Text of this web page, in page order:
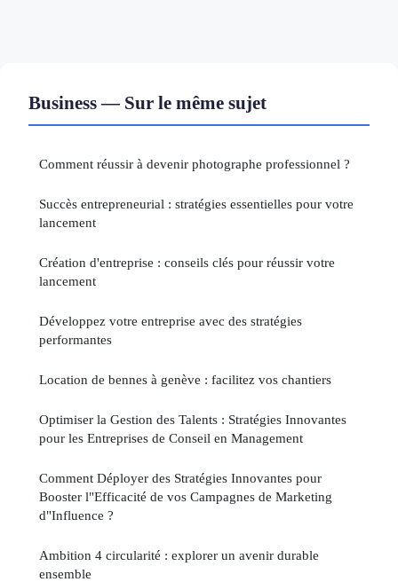
Business — Sur le même sujet
Comment réussir à devenir photographe professionnel ?
Succès entrepreneurial : stratégies essentielles pour votre
lancement
Création d'entreprise : conseils clés pour réussir votre
lancement
Développez votre entreprise avec des stratégies
performantes
Location de bennes à genève : facilitez vos chantiers
Optimiser la Gestion des Talents : Stratégies Innovantes
pour les Entreprises de Conseil en Management
Comment Déployer des Stratégies Innovantes pour
Booster l"Efficacité de vos Campagnes de Marketing
d"Influence ?
Ambition 4 circularité : explorer un avenir durable
ensemble